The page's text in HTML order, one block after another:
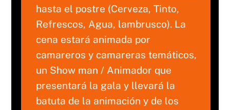
hasta el postre (Cerveza, Tinto,
Refrescos, Agua, lambrusco). La
cena estará animada por
camareros y camareras temáticos,
un Show man / Animador que
presentará la gala y llevará la
batuta de la animación y de los